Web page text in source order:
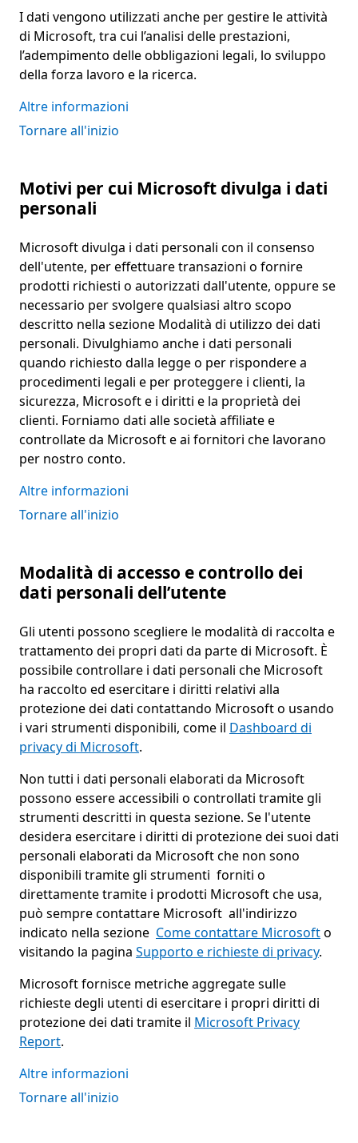
I dati vengono utilizzati anche per gestire le attività
di Microsoft, tra cui l’analisi delle prestazioni,
l’adempimento delle obbligazioni legali, lo sviluppo
della forza lavoro e la ricerca.
Altre informazioni
Tornare all'inizio
Motivi per cui Microsoft divulga i dati
personali
Microsoft divulga i dati personali con il consenso
dell'utente, per effettuare transazioni o fornire
prodotti richiesti o autorizzati dall'utente, oppure se
necessario per svolgere qualsiasi altro scopo
descritto nella sezione Modalità di utilizzo dei dati
personali. Divulghiamo anche i dati personali
quando richiesto dalla legge o per rispondere a
procedimenti legali e per proteggere i clienti, la
sicurezza, Microsoft e i diritti e la proprietà dei
clienti. Forniamo dati alle società affiliate e
controllate da Microsoft e ai fornitori che lavorano
per nostro conto.
Altre informazioni
Tornare all'inizio
Modalità di accesso e controllo dei
dati personali dell’utente
Gli utenti possono scegliere le modalità di raccolta e
trattamento dei propri dati da parte di Microsoft. È
possibile controllare i dati personali che Microsoft
ha raccolto ed esercitare i diritti relativi alla
protezione dei dati contattando Microsoft o usando
i vari strumenti disponibili, come il Dashboard di
privacy di Microsoft.
Non tutti i dati personali elaborati da Microsoft
possono essere accessibili o controllati tramite gli
strumenti descritti in questa sezione. Se l'utente
desidera esercitare i diritti di protezione dei suoi dati
personali elaborati da Microsoft che non sono
disponibili tramite gli strumenti forniti o
direttamente tramite i prodotti Microsoft che usa,
può sempre contattare Microsoft all'indirizzo
indicato nella sezione Come contattare Microsofto
visitando la pagina Supporto e richieste di privacy.
Microsoft fornisce metriche aggregate sulle
richieste degli utenti di esercitare i propri diritti di
protezione dei dati tramite il Microsoft Privacy
Report.
Altre informazioni
Tornare all'inizio